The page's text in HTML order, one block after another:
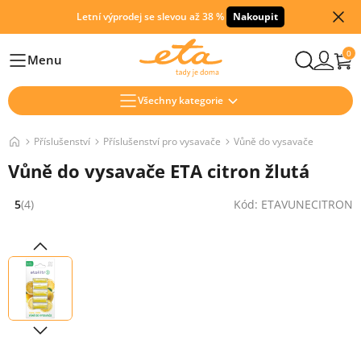
Letní výprodej se slevou až 38 % Nakoupit
HlavníMenu 0
Všechny kategorie
Příslušenství Příslušenství pro vysavače Vůně do vysavače
Vůně do vysavače ETA citron žlutá
Hodnocení: 5 z 5 (4 recenzí)
5(4) Kód: ETAVUNECITRON